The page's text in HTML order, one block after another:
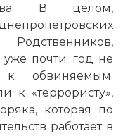
В целом,
почти год не
обвиняемым.
к «террористу»,
которая по
работает в